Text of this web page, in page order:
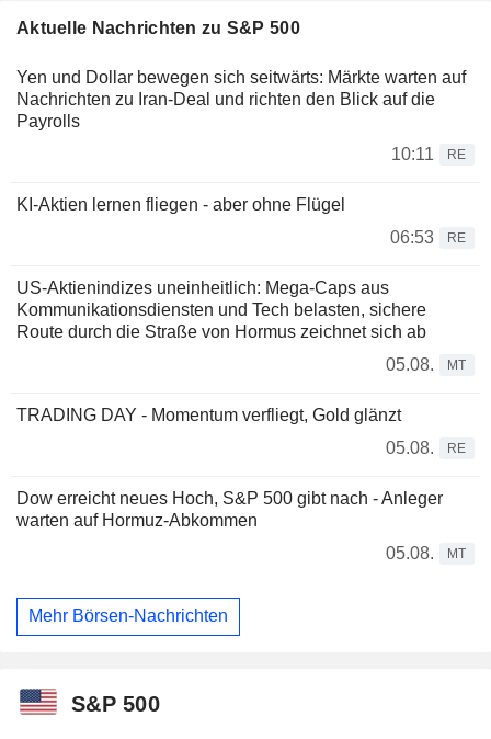
Aktuelle Nachrichten zu S&P 500
Yen und Dollar bewegen sich seitwärts: Märkte warten auf
Nachrichten zu Iran-Deal und richten den Blick auf die
Payrolls
10:11
RE
KI-Aktien lernen fliegen - aber ohne Flügel
06:53
RE
US-Aktienindizes uneinheitlich: Mega-Caps aus
Kommunikationsdiensten und Tech belasten, sichere
Route durch die Straße von Hormus zeichnet sich ab
05.08.
MT
TRADING DAY - Momentum verfliegt, Gold glänzt
05.08.
RE
Dow erreicht neues Hoch, S&P 500 gibt nach - Anleger
warten auf Hormuz-Abkommen
05.08.
MT
Mehr Börsen-Nachrichten
S&P 500